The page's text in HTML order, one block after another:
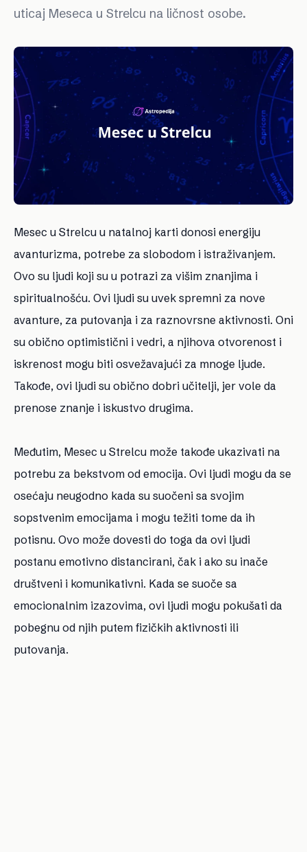
uticaj Meseca u Strelcu na ličnost osobe.
Mesec u Strelcu u natalnoj karti donosi energiju
avanturizma, potrebe za slobodom i istraživanjem.
Ovo su ljudi koji su u potrazi za višim znanjima i
spiritualnošću. Ovi ljudi su uvek spremni za nove
avanture, za putovanja i za raznovrsne aktivnosti. Oni
su obično optimistični i vedri, a njihova otvorenost i
iskrenost mogu biti osvežavajući za mnoge ljude.
Takođe, ovi ljudi su obično dobri učitelji, jer vole da
prenose znanje i iskustvo drugima.
Međutim, Mesec u Strelcu može takođe ukazivati na
potrebu za bekstvom od emocija. Ovi ljudi mogu da se
osećaju neugodno kada su suočeni sa svojim
sopstvenim emocijama i mogu težiti tome da ih
potisnu. Ovo može dovesti do toga da ovi ljudi
postanu emotivno distancirani, čak i ako su inače
društveni i komunikativni. Kada se suoče sa
emocionalnim izazovima, ovi ljudi mogu pokušati da
pobegnu od njih putem fizičkih aktivnosti ili
putovanja.